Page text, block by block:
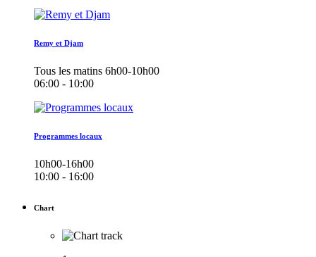
Remy et Djam
Tous les matins 6h00-10h00
06:00 - 10:00
Programmes locaux
10h00-16h00
10:00 - 16:00
Chart